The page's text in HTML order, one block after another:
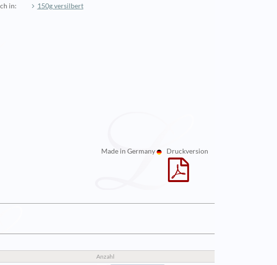
in:
150g versilbert
Made in Germany Druckversion
Anzahl